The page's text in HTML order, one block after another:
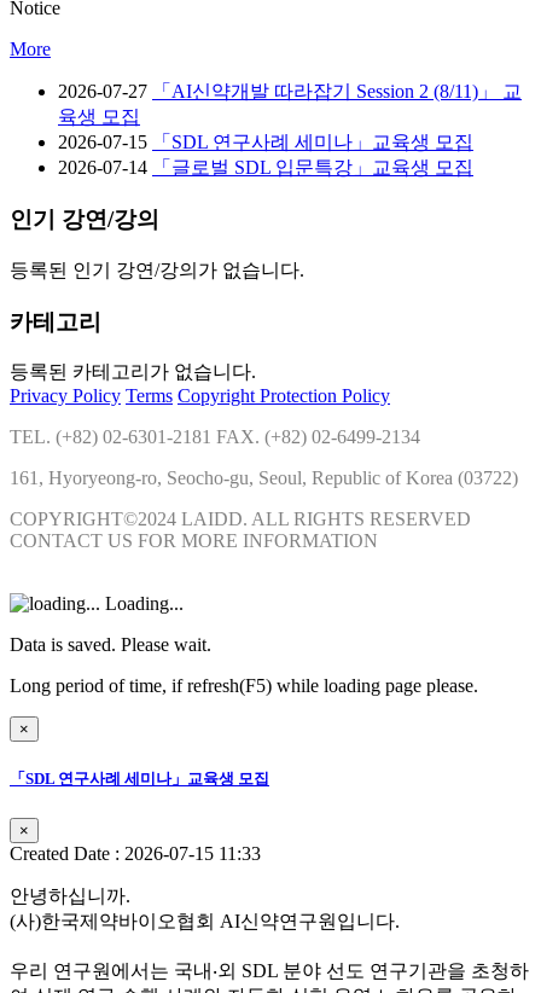
Notice
More
2026-07-27
「AI신약개발 따라잡기 Session 2 (8/11)」 교
육생 모집
2026-07-15
「SDL 연구사례 세미나」교육생 모집
2026-07-14
「글로벌 SDL 입문특강」교육생 모집
인기 강연/강의
등록된 인기 강연/강의가 없습니다.
카테고리
등록된 카테고리가 없습니다.
Privacy Policy Terms Copyright Protection Policy
TEL. (+82) 02-6301-2181 FAX. (+82) 02-6499-2134
161, Hyoryeong-ro, Seocho-gu, Seoul, Republic of Korea (03722)
COPYRIGHT©2024 LAIDD. ALL RIGHTS RESERVED
CONTACT US FOR MORE INFORMATION
Loading...
Data is saved. Please wait.
Long period of time, if refresh(F5) while loading page please.
×
「SDL 연구사례 세미나」교육생 모집
×
Created Date : 2026-07-15 11:33
안녕하십니까.
(사)한국제약바이오협회 AI신약연구원입니다.
우리 연구원에서는 국내‧외 SDL 분야 선도 연구기관을 초청하